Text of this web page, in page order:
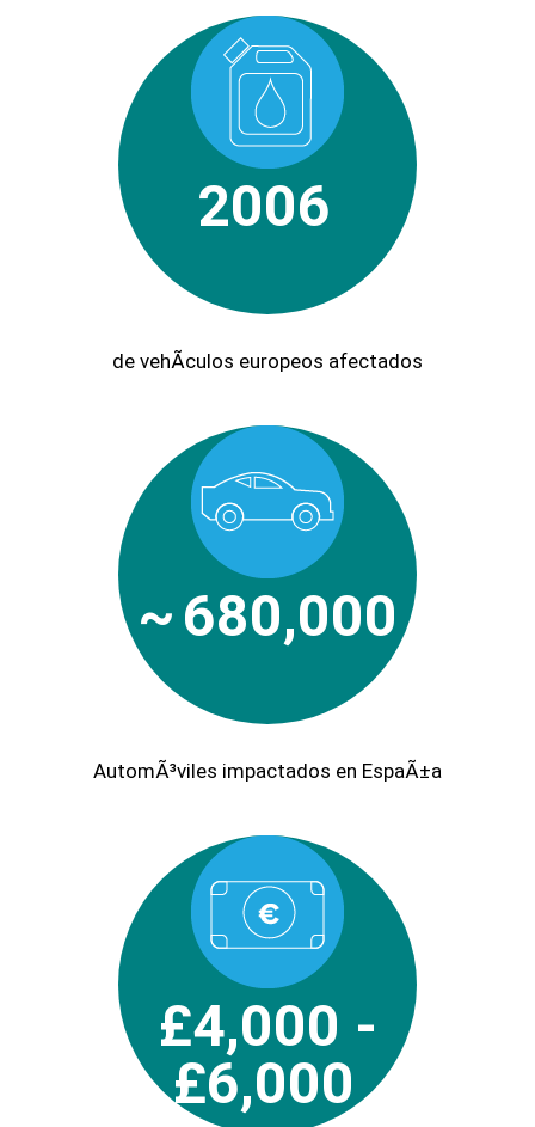
2006
de vehÃ­culos europeos afectados
~680,000
AutomÃ³viles impactados en EspaÃ±a
£4,000 -
£6,000